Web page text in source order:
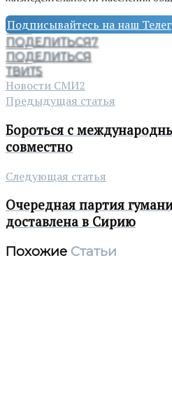
Подписывайтесь на наш
ПОДЕЛИТЬСЯ7
ПОДЕЛИТЬСЯ
ТВИТ5
Новости СМИ2
Предыдущая статья
Бороться с
совместно
Следующая статья
Очередная партия
доставлена в Сирию
Похожие Статьи